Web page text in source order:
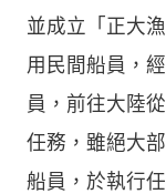
並成立「正大
用民間船員，
員，前往大陸
任務，雖絕大
船員，於執行